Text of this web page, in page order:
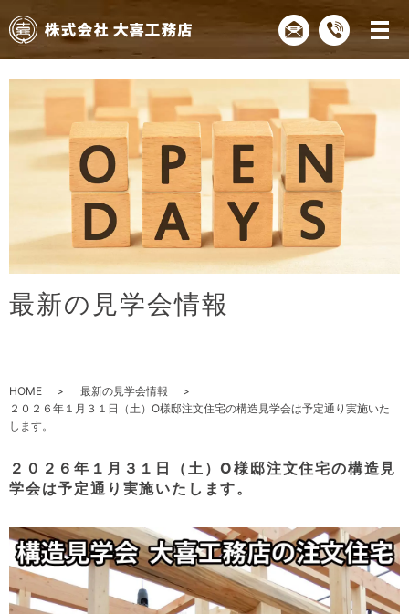
最新の 見学会情報
HOME
最新の見学会情報
２０２６年１月３１日（土）O様邸注文住宅の構造見学会は予定通り実施いた
します。
２０２６年１月３１日（土）O様邸注文住宅の構造見
学会は予定通り実施いたします。